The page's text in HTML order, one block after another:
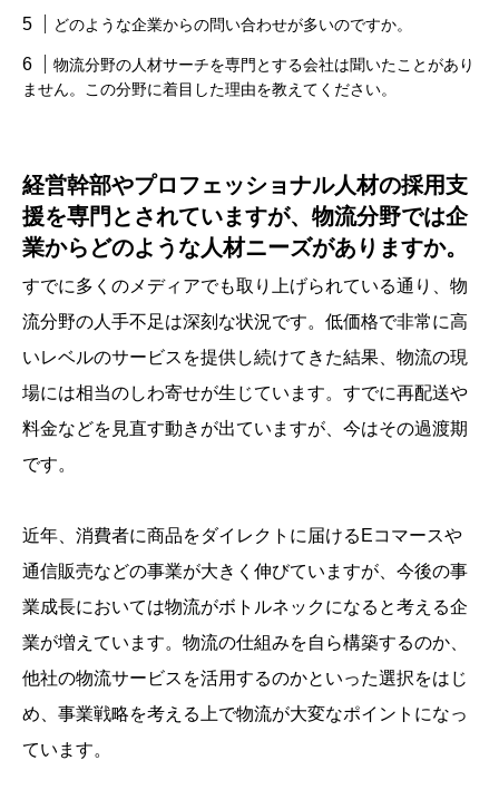
どのような企業からの問い合わせが多いのですか。
物流分野の人材サーチを専門とする会社は聞いたことがあり
ません。この分野に着目した理由を教えてください。
経営幹部やプロフェッショナル人材の採用支
援を専門とされていますが、物流分野では企
業からどのような人材ニーズがありますか。
すでに多くのメディアでも取り上げられている通り、物
流分野の人手不足は深刻な状況です。低価格で非常に高
いレベルのサービスを提供し続けてきた結果、物流の現
場には相当のしわ寄せが生じています。すでに再配送や
料金などを見直す動きが出ていますが、今はその過渡期
です。
近年、消費者に商品をダイレクトに届けるEコマースや
通信販売などの事業が大きく伸びていますが、今後の事
業成長においては物流がボトルネックになると考える企
業が増えています。物流の仕組みを自ら構築するのか、
他社の物流サービスを活用するのかといった選択をはじ
め、事業戦略を考える上で物流が大変なポイントになっ
ています。